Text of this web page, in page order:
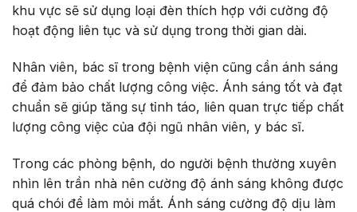
khu vực sẽ sử dụng loại đèn thích hợp với cường độ
hoạt động liên tục và sử dụng trong thời gian dài.
Nhân viên, bác sĩ trong bệnh viện cũng cần ánh sáng
để đảm bảo chất lượng công việc. Ánh sáng tốt và đạt
chuẩn sẽ giúp tăng sự tỉnh táo, liên quan trực tiếp chất
lượng công việc của đội ngũ nhân viên, y bác sĩ.
Trong các phòng bệnh, do người bệnh thường xuyên
nhìn lên trần nhà nên cường độ ánh sáng không được
quá chói để làm mỏi mắt. Ánh sáng cường độ dịu làm